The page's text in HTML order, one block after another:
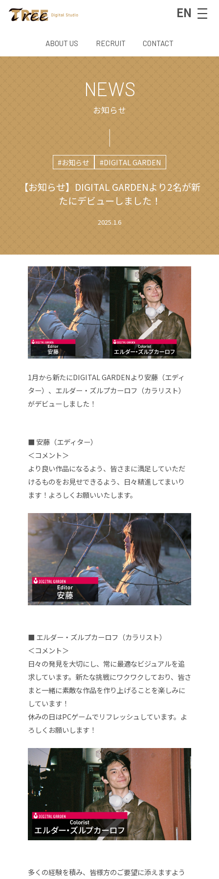
EN
ABOUT US RECRUIT CONTACT
NEWS
お知らせ
#お知らせ #DIGITAL GARDEN
【お知らせ】DIGITAL GARDENより2名が新
たにデビューしました！
2025.1.6
1月から新たにDIGITAL GARDENより安藤（エディ
ター）、エルダー・ズルプカーロフ（カラリスト）
がデビューしました！
■ 安藤（エディター）
＜コメント＞
より良い作品になるよう、皆さまに満足していただ
けるものをお見せできるよう、日々精進してまいり
ます！ よろしくお願いいたします。
■ エルダー・ズルプカーロフ（カラリスト）
＜コメント＞
日々の発見を大切にし、常に最適なビジュアルを追
求しています。新たな挑戦にワクワクしており、皆さ
まと一緒に素敵な作品を作り上げることを楽しみに
しています！
休みの日はPCゲームでリフレッシュしています。よ
ろしくお願いします！
多くの経験を積み、皆様方のご要望に添えますよう